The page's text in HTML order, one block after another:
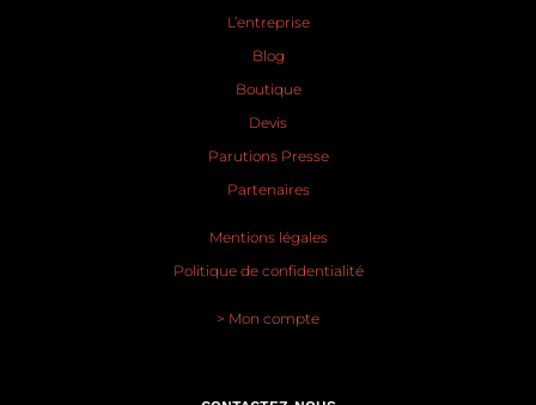
L’entreprise
Blog
Boutique
Devis
Parutions Presse
Partenaires
Mentions légales
Politique de confidentialité
> Mon compte